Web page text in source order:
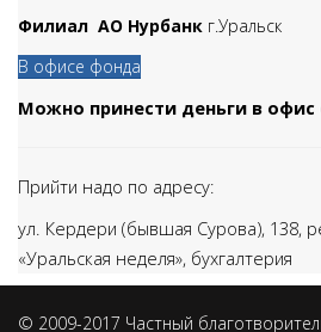
Филиал АО Нурбанк г.Уральск
В офисе фонда
Можно принести деньги в
Прийти надо по адресу:
ул. Кердери (бывшая Сурова), 138,
«Уральская неделя», бухгалтерия
© 2009-2017 Частный